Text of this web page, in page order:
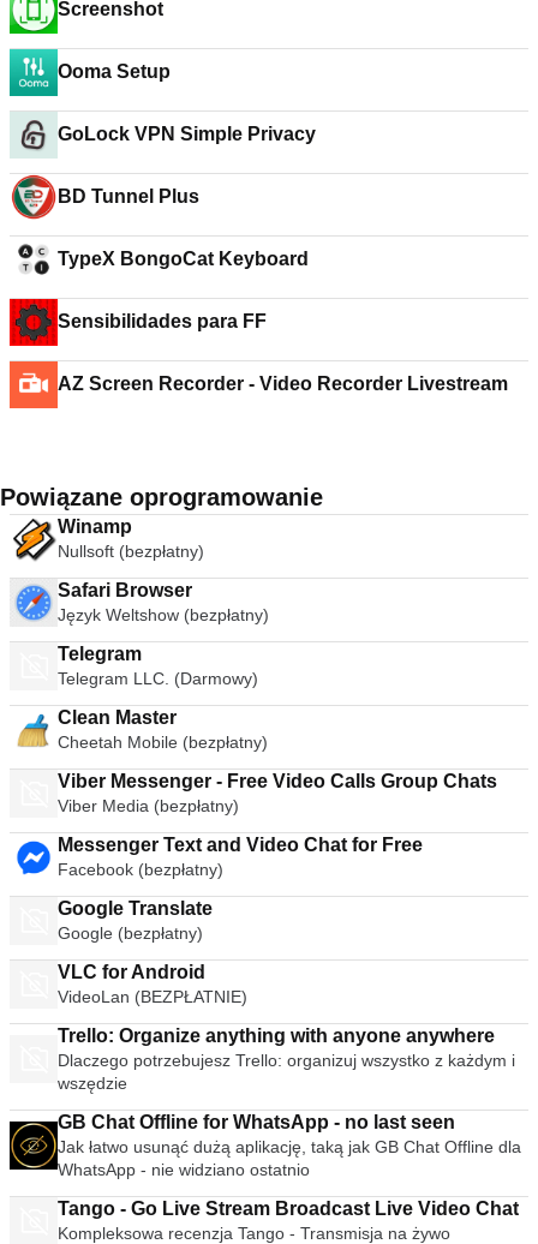
Screenshot
Ooma Setup
GoLock VPN Simple Privacy
BD Tunnel Plus
TypeX BongoCat Keyboard
Sensibilidades para FF
AZ Screen Recorder - Video Recorder Livestream
Powiązane oprogramowanie
Winamp
Nullsoft (bezpłatny)
Safari Browser
Język Weltshow (bezpłatny)
Telegram
Telegram LLC. (Darmowy)
Clean Master
Cheetah Mobile (bezpłatny)
Viber Messenger - Free Video Calls Group Chats
Viber Media (bezpłatny)
Messenger Text and Video Chat for Free
Facebook (bezpłatny)
Google Translate
Google (bezpłatny)
VLC for Android
VideoLan (BEZPŁATNIE)
Trello: Organize anything with anyone anywhere
Dlaczego potrzebujesz Trello: organizuj wszystko z każdym i
wszędzie
GB Chat Offline for WhatsApp - no last seen
Jak łatwo usunąć dużą aplikację, taką jak GB Chat Offline dla
WhatsApp - nie widziano ostatnio
Tango - Go Live Stream Broadcast Live Video Chat
Kompleksowa recenzja Tango - Transmisja na żywo